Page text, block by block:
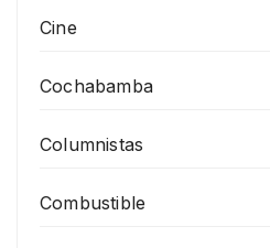
Cine
Cochabamba
Columnistas
Combustible